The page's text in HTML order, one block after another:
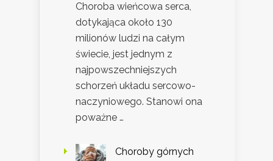
Choroba wieńcowa serca,
dotykająca około 130
milionów ludzi na całym
świecie, jest jednym z
najpowszechniejszych
schorzeń układu sercowo-
naczyniowego. Stanowi ona
poważne …
Choroby górnych